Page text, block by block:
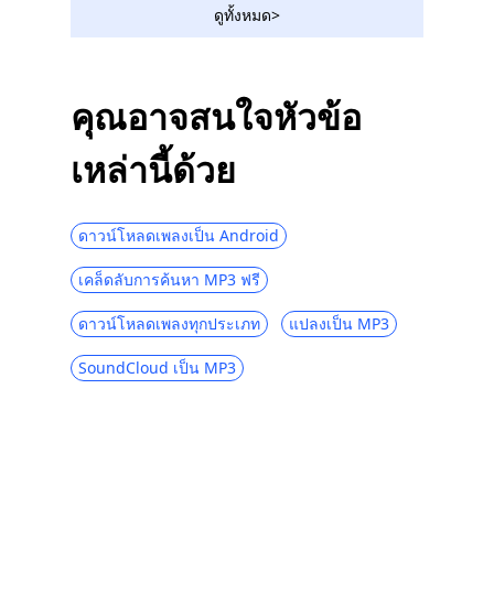
Tidal vs Spotify: ตัดสินใจและดาวน์โหลด
เพลงได้อย่างง่ายดาย
กับดนตรีที่ดีที่สุด [2023]
Spotify เทียบกับ Pandora | ผู้ชนะในการสตรี
มเพลงคนใด
Premium [2023]
เพลงใดที่ดีที่สุด
วิธีดาวน์โหลดเพลงจาก Spotify โดยไม่ใช้
Premium
วิธีที่ดีที่สุดในการดาวน์โหลดเพลง Hungama
ดูทั้งหมด>
คุณอาจสนใจหัวข้อ
เหล่านี้ด้วย
ดาวน์โหลดเพลงเป็น Android
เคล็ดลับการค้นหา MP3 ฟรี
ดาวน์โหลดเพลงทุกประเภท แปลงเป็น MP3
SoundCloud เป็น MP3